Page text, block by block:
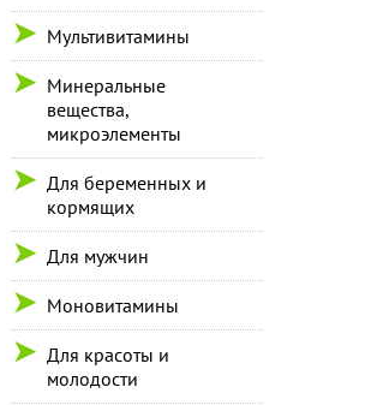
Мультивитамины
Минеральные
вещества,
микроэлементы
Для беременных и
кормящих
Для мужчин
Моновитамины
Для красоты и
молодости